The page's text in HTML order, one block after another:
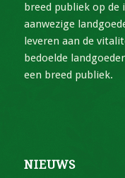
breed publiek op de
aanwezige
leveren aan de
bedoelde
een breed publiek.
NIEUWS